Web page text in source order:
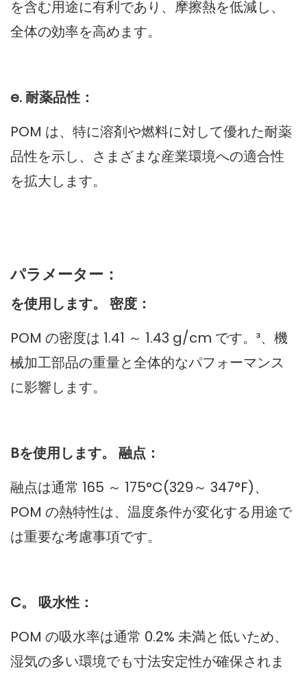
を含む用途に有利であり、摩擦熱を低減し、
全体の効率を高めます。
e. 耐薬品性：
POM は、特に溶剤や燃料に対して優れた耐薬
品性を示し、さまざまな産業環境への適合性
を拡大します。
パラメーター：
を使用します。 密度：
POM の密度は 1.41 ～ 1.43 g/cm です。³、機
械加工部品の重量と全体的なパフォーマンス
に影響します。
Bを使用します。 融点：
融点は通常 165 ～ 175°C(329～ 347°F)、
POM の熱特性は、温度条件が変化する用途で
は重要な考慮事項です。
C。 吸水性：
POM の吸水率は通常 0.2% 未満と低いため、
湿気の多い環境でも寸法安定性が確保されま